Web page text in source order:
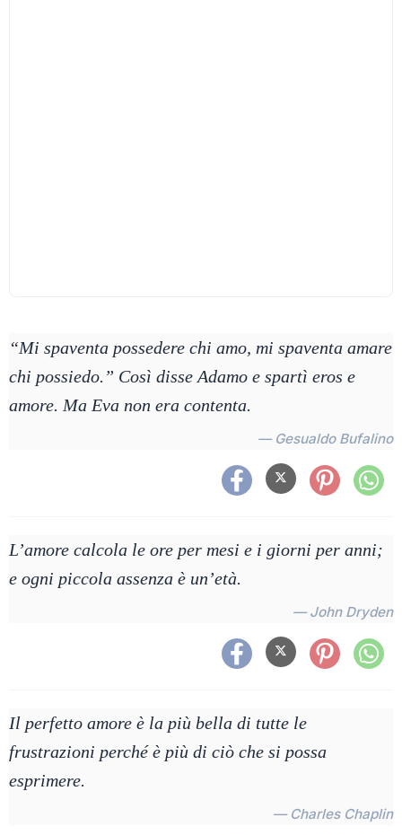
“Mi spaventa possedere chi amo, mi spaventa amare
chi possiedo.” Così disse Adamo e spartì eros e
amore. Ma Eva non era contenta.
— Gesualdo Bufalino
L’amore calcola le ore per mesi e i giorni per anni;
e ogni piccola assenza è un’età.
— John Dryden
Il perfetto amore è la più bella di tutte le
frustrazioni perché è più di ciò che si possa
esprimere.
— Charles Chaplin